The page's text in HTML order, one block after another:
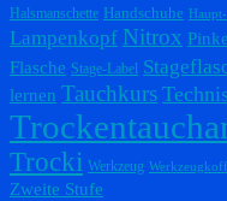
Halsmanschette Handschuhe
Lampenkopf Nitrox
Flasche Stage-Label
lernen Tauchkurs
Trocki Werkzeug
Zweite Stufe